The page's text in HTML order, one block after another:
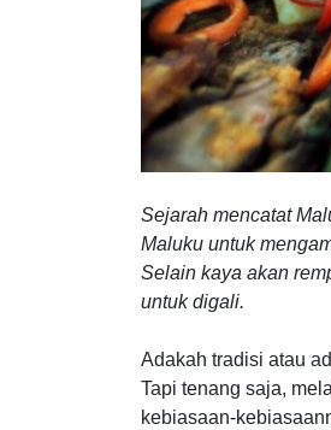
Sejarah mencatat
Maluku untuk
Selain kaya akan
untuk digali.
Adakah tradisi atau
Tapi tenang saja,
kebiasaan-